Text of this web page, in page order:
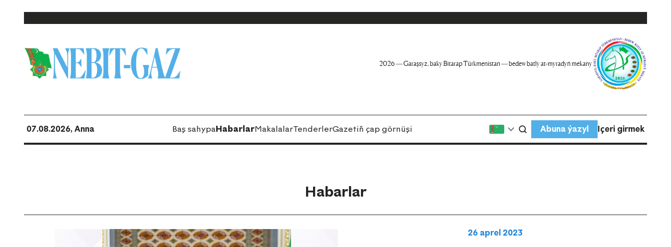
2026 — Garaşsyz, baky Bitarap Türkmenistan — bedew batly at-myradyň mekany
07.08.2026, Anna Baş sahypaHabarlarMakalalarTenderlerGazetiň çap görnüşi Abuna ýazyl Içeri girmek
Habarlar
26 aprel 2023